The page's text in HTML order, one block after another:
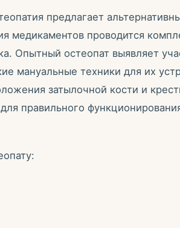
предлагает
медикаментов проводится
Опытный остеопат выявляет
мануальные техники для их
затылочной кости и
правильного